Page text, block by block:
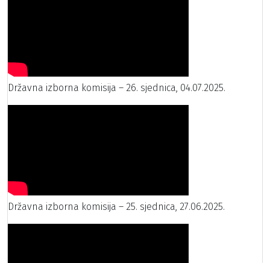
Državna izborna komisija – 26. sjednica, 04.07.2025.
Državna izborna komisija – 25. sjednica, 27.06.2025.